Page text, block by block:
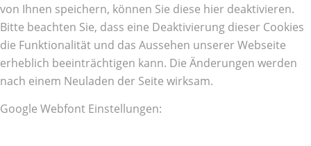
von Ihnen speichern, können Sie diese hier deaktivieren.
Bitte beachten Sie, dass eine Deaktivierung dieser Cookies
die Funktionalität und das Aussehen unserer Webseite
erheblich beeinträchtigen kann. Die Änderungen werden
nach einem Neuladen der Seite wirksam.
Google Webfont Einstellungen: